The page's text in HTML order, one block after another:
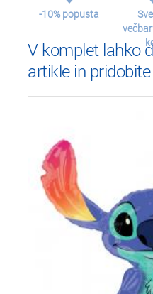
-10% popusta
V komplet lahko
artikle in